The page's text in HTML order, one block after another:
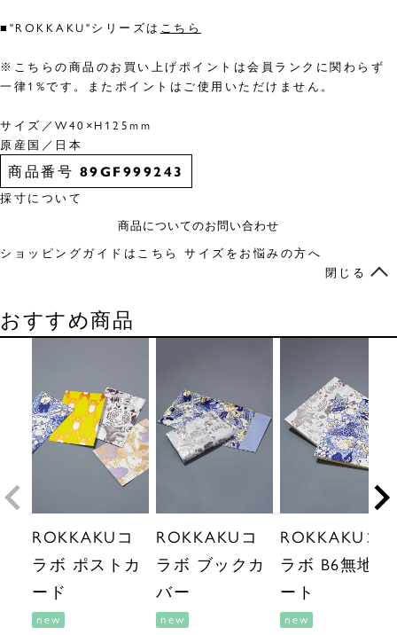
■"ROKKAKU"シリーズは こちら
※こちらの商品のお買い上げポイントは会員ランクに関わらず
一律1%です。またポイントはご使用いただけません。
サイズ／W40×H125mm
原産国／日本
商品番号 89GF999243
採寸について
商品についてのお問い合わせ
ショッピングガイドはこちら サイズをお悩みの方へ
閉じる
おすすめ商品
ROKKAKUコ
ラボ ポストカ
ード
new
ROKKAKUコ
ラボ ブックカ
バー
new
ROKKAKUコ
ラボ B6無地ノ
ート
new